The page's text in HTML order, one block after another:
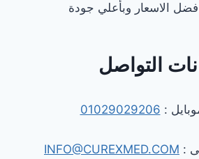
الاسعار وبأعلي جودة
التواصل
:
01029029206
:
INFO@CUREXMED.COM